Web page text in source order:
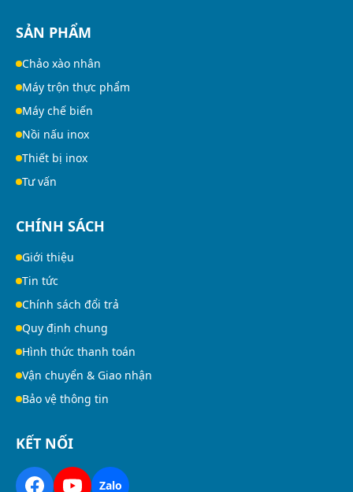
SẢN PHẨM
Chảo xào nhân
Máy trộn thực phẩm
Máy chế biến
Nồi nấu inox
Thiết bị inox
Tư vấn
CHÍNH SÁCH
Giới thiệu
Tin tức
Chính sách đổi trả
Quy định chung
Hình thức thanh toán
Vận chuyển & Giao nhận
Bảo vệ thông tin
KẾT NỐI
Zalo